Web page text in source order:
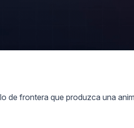
de frontera que produzca una